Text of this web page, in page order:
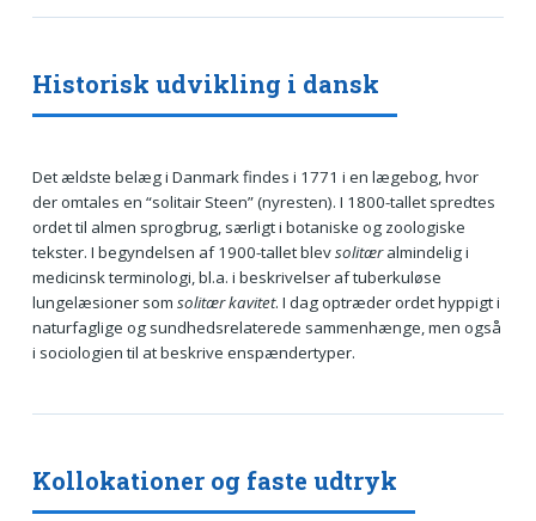
Historisk udvikling i dansk
Det ældste belæg i Danmark findes i 1771 i en lægebog, hvor
der omtales en “solitair Steen” (nyresten). I 1800-tallet spredtes
ordet til almen sprogbrug, særligt i botaniske og zoologiske
tekster. I begyndelsen af 1900-tallet blevsolitæralmindelig i
medicinsk terminologi, bl.a. i beskrivelser af tuberkuløse
lungelæsioner som solitær kavitet. I dag optræder ordet hyppigt i
naturfaglige og sundhedsrelaterede sammenhænge, men også
i sociologien til at beskrive enspændertyper.
Kollokationer og faste udtryk